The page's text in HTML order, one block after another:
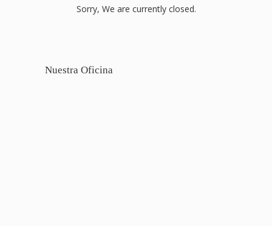
Sorry, We are currently closed.
Nuestra Oficina